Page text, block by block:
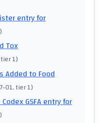
entry for
)
Tox
1)
Added to Food
01, tier 1)
GSFA entry for
)